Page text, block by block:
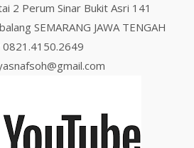
2 Perum Sinar Bukit Asri 141
SEMARANG JAWA TENGAH
0821.4150.2649